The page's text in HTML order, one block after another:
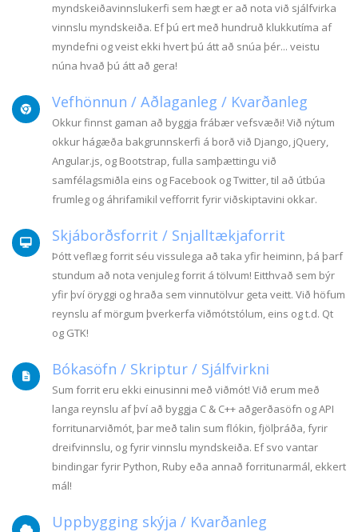
myndskeiðavinnslukerfi sem hægt er að nota við sjálfvirka
vinnslu myndskeiða. Ef þú ert með hundruð klukkutíma af
myndefni og veist ekki hvert þú átt að snúa þér... veistu
núna hvað þú átt að gera!
Vefhönnun / Aðlaganleg / Kvarðanleg
Okkur finnst gaman að byggja frábær vefsvæði! Við nýtum
okkur hágæða bakgrunnskerfi á borð við Django, jQuery,
Angular.js, og Bootstrap, fulla samþættingu við
samfélagsmiðla eins og Facebook og Twitter, til að útbúa
frumleg og áhrifamikil vefforrit fyrir viðskiptavini okkar.
Skjáborðsforrit / Snjalltækjaforrit
Þótt veflæg forrit séu vissulega að taka yfir heiminn, þá þarf
stundum að nota venjuleg forrit á tölvum! Eitthvað sem býr
yfir því öryggi og hraða sem vinnutölvur geta veitt. Við höfum
reynslu af mörgum þverkerfa viðmótstólum, eins og t.d. Qt
og GTK!
Bókasöfn / Skriptur / Sjálfvirkni
Sum forrit eru ekki einusinni með viðmót! Við erum með
langa reynslu af því að byggja C & C++ aðgerðasöfn og API
forritunarviðmót, þar með talin sum flókin, fjölþráða, fyrir
dreifvinnslu, og fyrir vinnslu myndskeiða. Ef svo vantar
bindingar fyrir Python, Ruby eða annað forritunarmál, ekkert
mál!
Uppbygging skýja / Kvarðanleg